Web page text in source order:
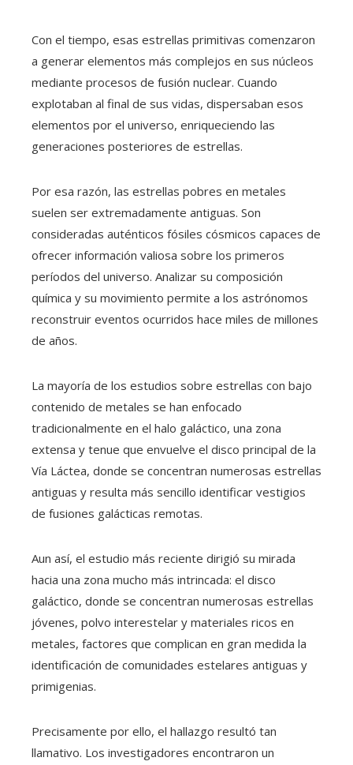
Con el tiempo, esas estrellas primitivas comenzaron
a generar elementos más complejos en sus núcleos
mediante procesos de fusión nuclear. Cuando
explotaban al final de sus vidas, dispersaban esos
elementos por el universo, enriqueciendo las
generaciones posteriores de estrellas.
Por esa razón, las estrellas pobres en metales
suelen ser extremadamente antiguas. Son
consideradas auténticos fósiles cósmicos capaces de
ofrecer información valiosa sobre los primeros
períodos del universo. Analizar su composición
química y su movimiento permite a los astrónomos
reconstruir eventos ocurridos hace miles de millones
de años.
La mayoría de los estudios sobre estrellas con bajo
contenido de metales se han enfocado
tradicionalmente en el halo galáctico, una zona
extensa y tenue que envuelve el disco principal de la
Vía Láctea, donde se concentran numerosas estrellas
antiguas y resulta más sencillo identificar vestigios
de fusiones galácticas remotas.
Aun así, el estudio más reciente dirigió su mirada
hacia una zona mucho más intrincada: el disco
galáctico, donde se concentran numerosas estrellas
jóvenes, polvo interestelar y materiales ricos en
metales, factores que complican en gran medida la
identificación de comunidades estelares antiguas y
primigenias.
Precisamente por ello, el hallazgo resultó tan
llamativo. Los investigadores encontraron un